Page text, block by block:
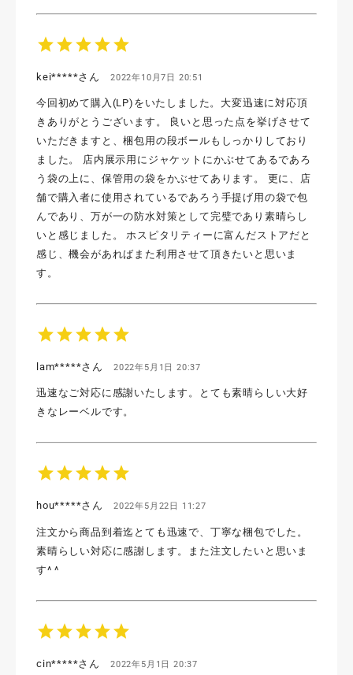
starstarstarstarstar
kei*****さん 2022年10月7日 20:51
今回初めて購入(LP)をいたしました。大変迅速に対応頂
きありがとうございます。 良いと思った点を挙げさせて
いただきますと、梱包用の段ボールもしっかりしており
ました。 店内展示用にジャケットにかぶせてあるであろ
う袋の上に、保管用の袋をかぶせてあります。 更に、店
舗で購入者に使用されているであろう手提げ用の袋で包
んであり、万が一の防水対策として完璧であり素晴らし
いと感じました。 ホスピタリティーに富んだストアだと
感じ、機会があればまた利用させて頂きたいと思いま
す。
starstarstarstarstar
lam*****さん 2022年5月1日 20:37
迅速なご対応に感謝いたします。とても素晴らしい大好
きなレーベルです。
starstarstarstarstar
hou*****さん 2022年5月22日 11:27
注文から商品到着迄とても迅速で、丁寧な梱包でした。
素晴らしい対応に感謝します。また注文したいと思いま
す^ ^
starstarstarstarstar
cin*****さん 2022年5月1日 20:37